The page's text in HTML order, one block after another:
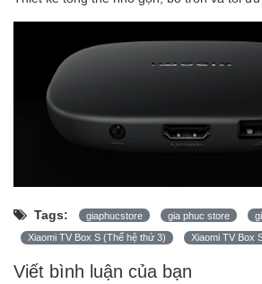
Tags: giaphucstore gia phuc store
Xiaomi TV Box S (Thế hệ thứ 3) Xiaomi TV Box
Viết bình luận của bạn